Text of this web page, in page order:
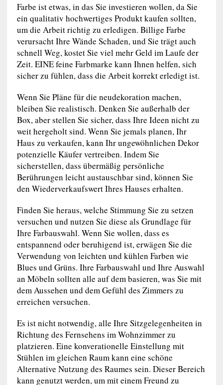
Farbe ist etwas, in das Sie investieren wollen, da Sie
ein qualitativ hochwertiges Produkt kaufen sollten,
um die Arbeit richtig zu erledigen. Billige Farbe
verursacht Ihre Wände Schaden, und Sie trägt auch
schnell Weg, kostet Sie viel mehr Geld im Laufe der
Zeit. EINE feine Farbmarke kann Ihnen helfen, sich
sicher zu fühlen, dass die Arbeit korrekt erledigt ist.
Wenn Sie Pläne für die neudekoration machen,
bleiben Sie realistisch. Denken Sie außerhalb der
Box, aber stellen Sie sicher, dass Ihre Ideen nicht zu
weit hergeholt sind. Wenn Sie jemals planen, Ihr
Haus zu verkaufen, kann Ihr ungewöhnlichen Dekor
potenzielle Käufer vertreiben. Indem Sie
sicherstellen, dass übermäßig persönliche
Berührungen leicht austauschbar sind, können Sie
den Wiederverkaufswert Ihres Hauses erhalten.
Finden Sie heraus, welche Stimmung Sie zu setzen
versuchen und nutzen Sie diese als Grundlage für
Ihre Farbauswahl. Wenn Sie wollen, dass es
entspannend oder beruhigend ist, erwägen Sie die
Verwendung von leichten und kühlen Farben wie
Blues und Grüns. Ihre Farbauswahl und Ihre Auswahl
an Möbeln sollten alle auf dem basieren, was Sie mit
dem Aussehen und dem Gefühl des Zimmers zu
erreichen versuchen.
Es ist nicht notwendig, alle Ihre Sitzgelegenheiten in
Richtung des Fernsehens im Wohnzimmer zu
platzieren. Eine konverationelle Einstellung mit
Stühlen im gleichen Raum kann eine schöne
Alternative Nutzung des Raumes sein. Dieser Bereich
kann genutzt werden, um mit einem Freund zu